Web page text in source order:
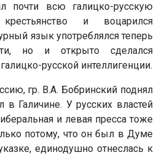
почти всю галицко-русскую
и воцарился
язык употреблялся теперь
но и открыто сделался
русской интеллигенции.
гр. В.А. Бобринский поднял
Галичине. У русских властей
и левая пресса тоже
потому, что он был в Думе
единодушно отнеслась к